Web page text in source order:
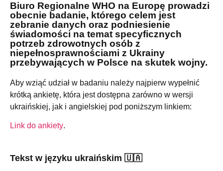
Biuro Regionalne WHO na Europę prowadzi
obecnie badanie, którego celem jest
zebranie danych oraz podniesienie
świadomości na temat specyficznych
potrzeb zdrowotnych osób z
niepełnosprawnościami z Ukrainy
przebywających w Polsce na skutek wojny.
Aby wziąć udział w badaniu należy najpierw wypełnić
krótką ankietę, która jest dostępna zarówno w wersji
ukraińskiej, jak i angielskiej pod poniższym linkiem:
Link do ankiety.
Tekst w języku ukraińskim 🇺🇦